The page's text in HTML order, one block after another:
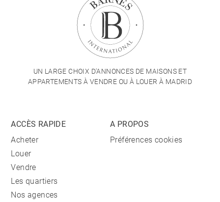
UN LARGE CHOIX D'ANNONCES DE MAISONS ET
APPARTEMENTS À VENDRE OU À LOUER À MADRID
ACCÈS RAPIDE
Acheter
Louer
Vendre
Les quartiers
Nos agences
A PROPOS
Préférences cookies